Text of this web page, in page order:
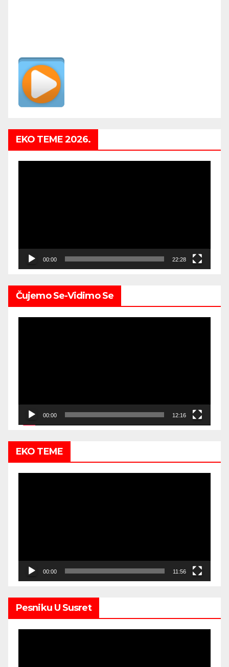
EKO TEME 2026.
00:00 22:28
Čujemo Se-Vidimo Se
00:00 12:16
EKO TEME
00:00 11:56
Pesniku U Susret